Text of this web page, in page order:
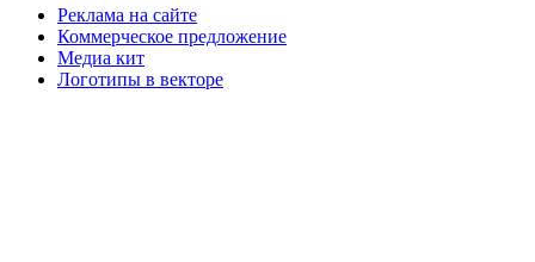
Реклама на сайте
Коммерческое предложение
Медиа кит
Логотипы в векторе